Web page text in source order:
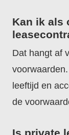
Kan ik als
Dat hangt af
leeftijd en
de